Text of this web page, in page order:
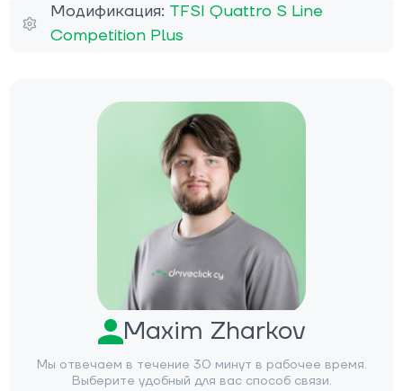
Maxim Zharkov
Мы отвечаем в течение 30 минут в рабочее время.
Выберите удобный для вас способ связи.
Модификация: TFSI Quattro S Line
Competition Plus